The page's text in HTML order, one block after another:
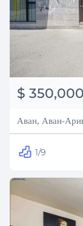
$ 350,000
֏
₽
Аван, Аван-
1/9